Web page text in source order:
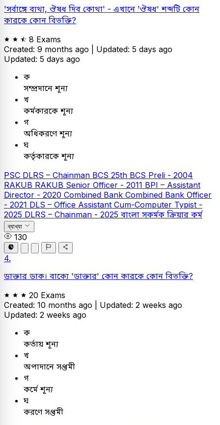
'সর্বাঙ্গে ব্যথা, ঔষধ দিব কোথা' - এখানে 'ঔষধ' শব্দটি কোন
কারকে কোন বিভক্তি?
8 Exams
Created: 9 months ago | Updated: 5 days ago
Updated: 5 days ago
ক
সম্প্রদানে শূন্য
খ
কর্মকারকে শূন্য
গ
অধিকরণে শূন্য
ঘ
কর্তৃকারকে শূন্য
PSC DLRS – Chainman BCS 25th BCS Preli - 2004
RAKUB RAKUB Senior Officer - 2011 BPI – Assistant
Director - 2020 Combined Bank Combined Bank Officer
- 2021 DLS – Office Assistant Cum-Computer Typist -
2025 DLRS – Chainman - 2025 বাংলা সকর্মক ক্রিয়ার কর্ম
ব্যাখ্যা
130
4.
ডাক্তার ডাক। বাক্যে 'ডাক্তার' কোন কারকে কোন বিভক্তি?
20 Exams
Created: 10 months ago | Updated: 2 weeks ago
Updated: 2 weeks ago
ক
কর্তায় শূন্য
খ
অপাদানে সপ্তমী
গ
কর্মে শূন্য
ঘ
করণে সপ্তমী